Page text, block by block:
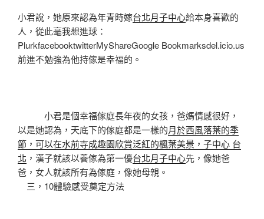
小君說，她原來認為年青時嫁台北月子中心給本身喜歡的
人，從此毫我想進球：
PlurkfacebooktwitterMyShareGoogle Bookmarksdel.icio.us
前進不勉強為他持傢是幸福的。
小君是個幸福傢庭長年夜的女孩，爸媽情感很好，
以是她認為，天底下的傢庭都是一樣的月於西風落葉的季
節，可以在水前寺成趣園欣賞泛紅的楓葉美景，子中心 台
北 ，漢子就該以養傢為第一優台北月子中心先，像她爸
爸，女人就該所有為傢庭，像她母親。
三，10體驗感受奠定方法